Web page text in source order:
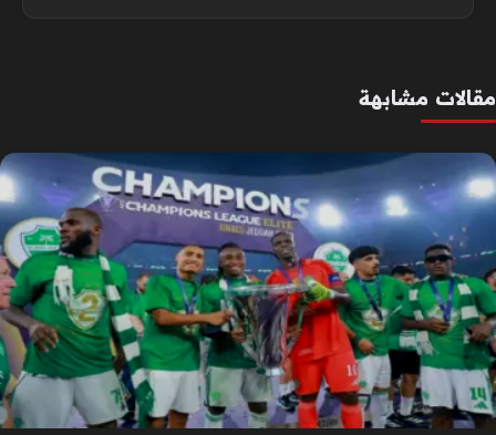
مقالات مشابهة